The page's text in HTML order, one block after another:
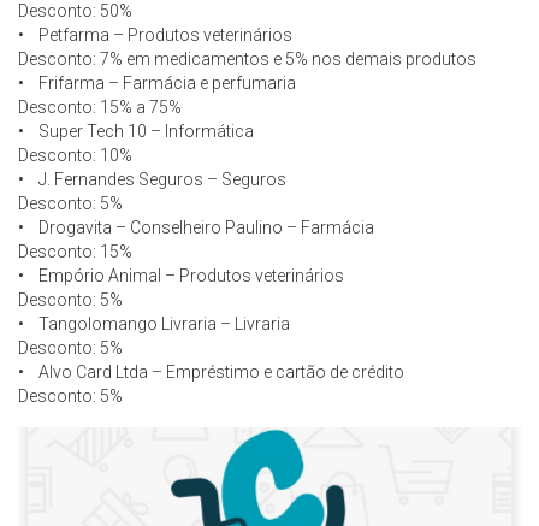
Desconto: 50%
• Petfarma – Produtos veterinários
Desconto: 7% em medicamentos e 5% nos demais produtos
• Frifarma – Farmácia e perfumaria
Desconto: 15% a 75%
• Super Tech 10 – Informática
Desconto: 10%
• J. Fernandes Seguros – Seguros
Desconto: 5%
• Drogavita – Conselheiro Paulino – Farmácia
Desconto: 15%
• Empório Animal – Produtos veterinários
Desconto: 5%
• Tangolomango Livraria – Livraria
Desconto: 5%
• Alvo Card Ltda – Empréstimo e cartão de crédito
Desconto: 5%